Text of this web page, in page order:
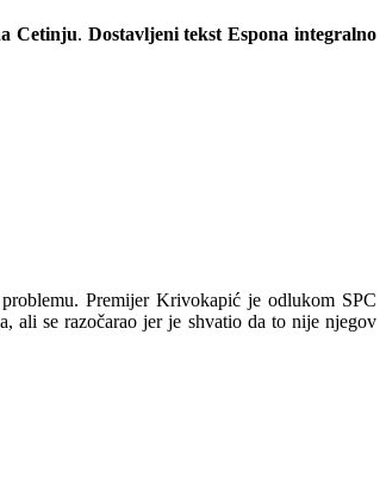
Cetinju. Dostavljeni tekst Espona integralno
Premijer Krivokapić je odlukom SPC
ali se razočarao jer je shvatio da to nije njegov